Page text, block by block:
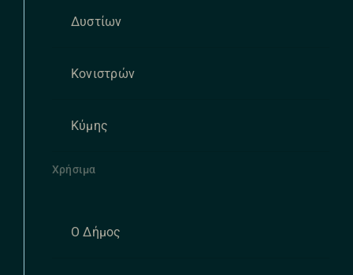
Δυστίων
Κονιστρών
Κύμης
Χρήσιμα
Ο Δήμος